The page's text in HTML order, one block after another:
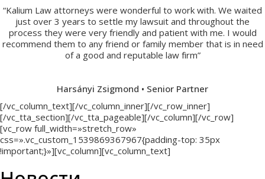
“Kalium Law attorneys were wonderful to work with. We waited
just over 3 years to settle my lawsuit and throughout the
process they were very friendly and patient with me. I would
recommend them to any friend or family member that is in need
of a good and reputable law firm”
Harsányi Zsigmond • Senior Partner
[/vc_column_text][/vc_column_inner][/vc_row_inner]
[/vc_tta_section][/vc_tta_pageable][/vc_column][/vc_row]
[vc_row full_width=»stretch_row»
css=».vc_custom_1539869367967{padding-top: 35px
!important;}»][vc_column][vc_column_text]